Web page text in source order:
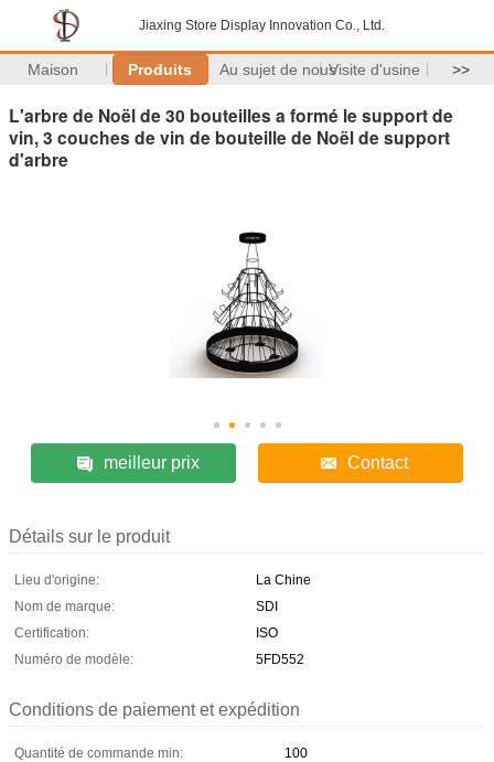
Jiaxing Store Display Innovation Co., Ltd.
Maison Produits Au sujet de nousVisite d'usine >>
L'arbre de Noël de 30 bouteilles a formé le support de
vin, 3 couches de vin de bouteille de Noël de support
d'arbre
meilleur prix Contact
Détails sur le produit
Lieu d'origine:
La Chine
Nom de marque:
SDI
Certification:
ISO
Numéro de modèle:
5FD552
Conditions de paiement et expédition
Quantité de commande min:
100